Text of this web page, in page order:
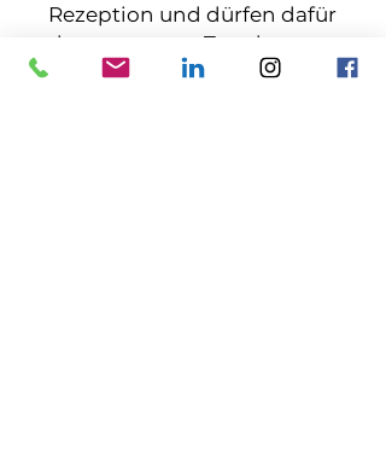
Rezeption und dürfen dafür
den gesamten Tag das
Studio inklusive Sauna